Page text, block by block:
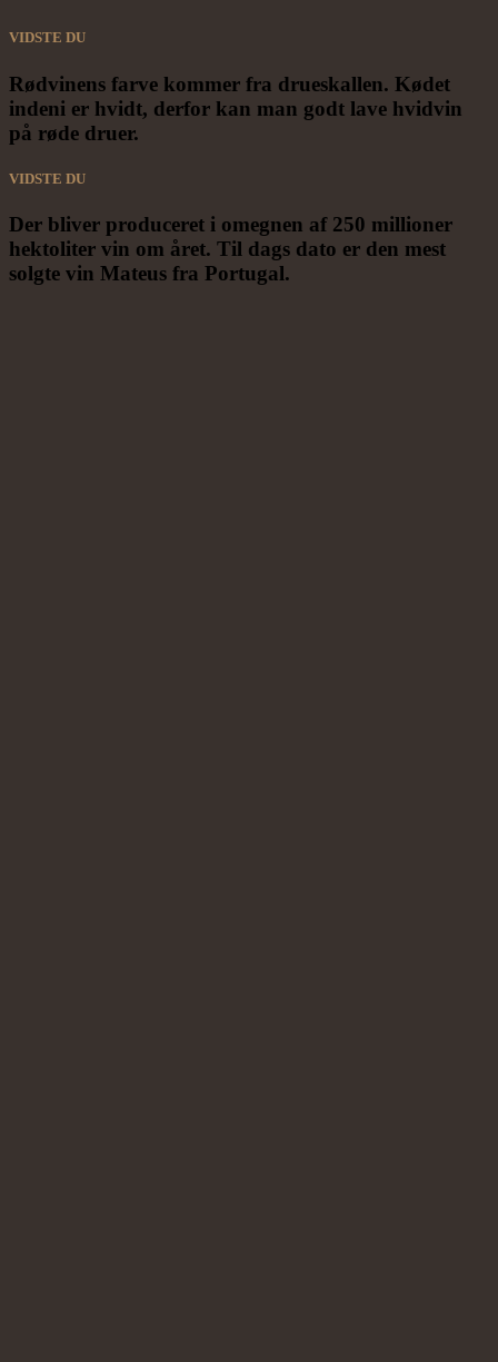
VIDSTE DU
Rødvinens farve kommer fra drueskallen. Kødet
indeni er hvidt, derfor kan man godt lave hvidvin
på røde druer.
VIDSTE DU
Der bliver produceret i omegnen af 250 millioner
hektoliter vin om året. Til dags dato er den mest
solgte vin Mateus fra Portugal.